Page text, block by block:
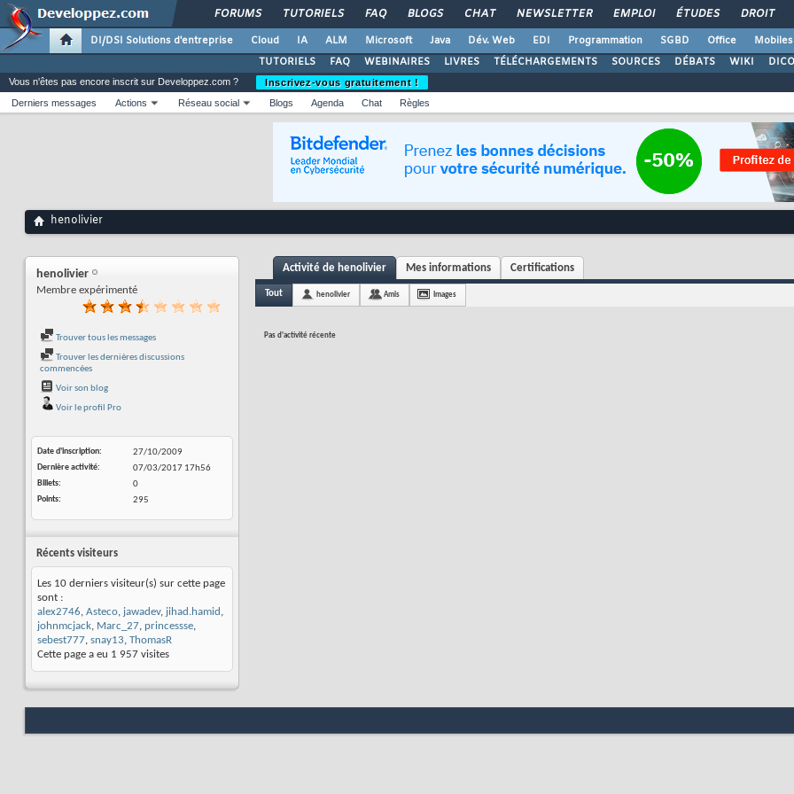
FORUMS TUTORIELS FAQ BLOGS CHAT NEWSLETTER EMPLOI ÉTUDES DROIT
DI/DSI Solutions d'entreprise Cloud IA ALM Microsoft Java Dév. Web EDI Programmation SGBD Office Mobiles
TUTORIELS
FAQ WEBINAIRES LIVRES TÉLÉCHARGEMENTS SOURCES DÉBATS WIKI DICO
Vous n'êtes pas encore inscrit sur Developpez.com ?
Inscrivez-vous gratuitement !
Derniers messages
Actions Réseau social Blogs Agenda Chat Règles
henolivier
henolivier
Membre expérimenté
Trouver tous les messages
Trouver les dernières discussions
commencées
Voir son blog
Voir le profil Pro
Date d'inscription
27/10/2009
Dernière activité
07/03/2017 17h56
Billets
0
Points
295
Récents visiteurs
Les 10 derniers visiteur(s) sur cette page
sont :
alex2746, Asteco, jawadev, jihad.hamid ,
johnmcjack, Marc_27, princessse,
sebest777, snay13, ThomasR
Cette page a eu 1 957 visites
Activité de henolivier Mes informations Certifications
Tout henolivier Amis Images
Pas d'activité récente